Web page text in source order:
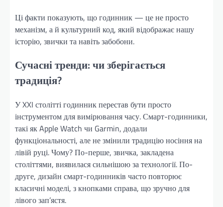
Ці факти показують, що годинник — це не просто
механізм, а й культурний код, який відображає нашу
історію, звички та навіть забобони.
Сучасні тренди: чи зберігається
традиція?
У XXI столітті годинник перестав бути просто
інструментом для вимірювання часу. Смарт-годинники,
такі як Apple Watch чи Garmin, додали
функціональності, але не змінили традицію носіння на
лівій руці. Чому? По-перше, звичка, закладена
століттями, виявилася сильнішою за технології. По-
друге, дизайн смарт-годинників часто повторює
класичні моделі, з кнопками справа, що зручно для
лівого зап’ястя.